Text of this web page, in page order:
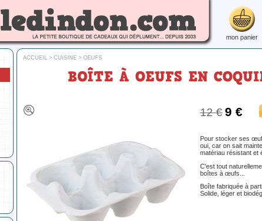
mon panier
ACCUEIL > CUISINE > OEUFS
BOÎTE À OEUFS EN
12 €9 €
Pour stocker ses
oui, car on sait
matériau résistant et
C'est tout
boîtes à œufs...
Boîte fabriquée à
Solide, léger et